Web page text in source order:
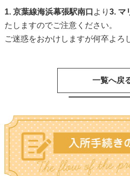
1. 京葉線海浜幕張駅南口 より 3. マ
たしますのでご注意ください。
ご迷惑をおかけしますが何卒よろ
一覧へ戻